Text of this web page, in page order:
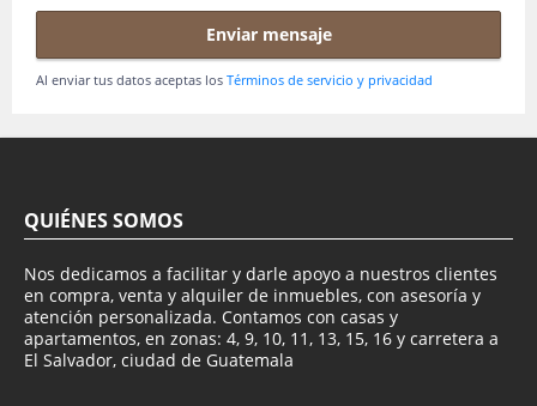
Enviar mensaje
Al enviar tus datos aceptas los Términos de servicio y privacidad
QUIÉNES SOMOS
Nos dedicamos a facilitar y darle apoyo a nuestros clientes
en compra, venta y alquiler de inmuebles, con asesoría y
atención personalizada. Contamos con casas y
apartamentos, en zonas: 4, 9, 10, 11, 13, 15, 16 y carretera a
El Salvador, ciudad de Guatemala